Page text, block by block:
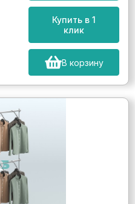
Купить в 1
клик
В корзину